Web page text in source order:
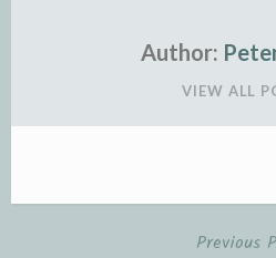
Author:
VIEW ALL
Previous